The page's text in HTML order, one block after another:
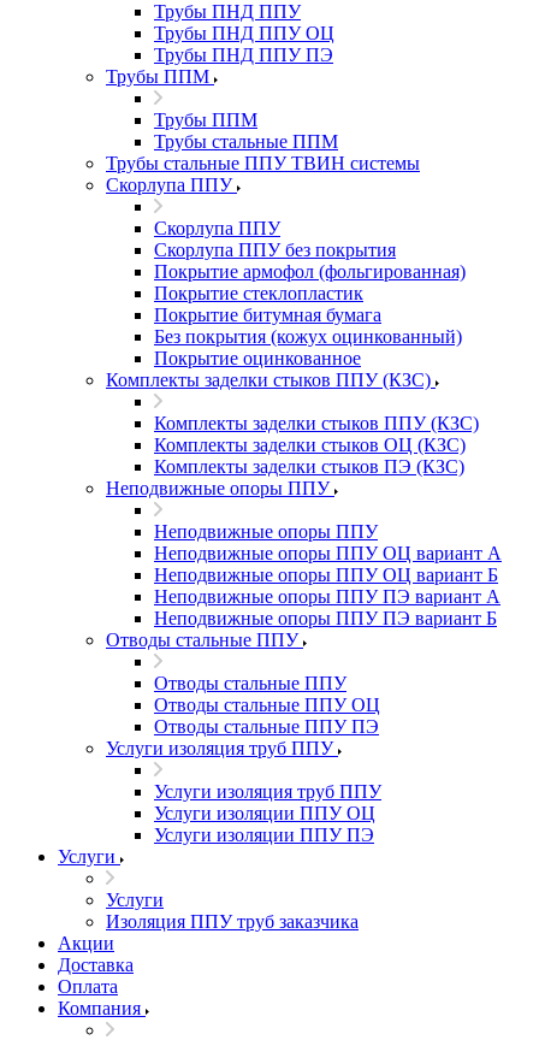
Трубы ПНД ППУ
Трубы ПНД ППУ ОЦ
Трубы ПНД ППУ ПЭ
Трубы ППМ
Трубы ППМ
Трубы стальные ППМ
Трубы стальные ППУ ТВИН системы
Скорлупа ППУ
Скорлупа ППУ
Скорлупа ППУ без покрытия
Покрытие армофол (фольгированная)
Покрытие стеклопластик
Покрытие битумная бумага
Без покрытия (кожух оцинкованный)
Покрытие оцинкованное
Комплекты заделки стыков ППУ (КЗС)
Комплекты заделки стыков ППУ (КЗС)
Комплекты заделки стыков ОЦ (КЗС)
Комплекты заделки стыков ПЭ (КЗС)
Неподвижные опоры ППУ
Неподвижные опоры ППУ
Неподвижные опоры ППУ ОЦ вариант А
Неподвижные опоры ППУ ОЦ вариант Б
Неподвижные опоры ППУ ПЭ вариант А
Неподвижные опоры ППУ ПЭ вариант Б
Отводы стальные ППУ
Отводы стальные ППУ
Отводы стальные ППУ ОЦ
Отводы стальные ППУ ПЭ
Услуги изоляция труб ППУ
Услуги изоляция труб ППУ
Услуги изоляции ППУ ОЦ
Услуги изоляции ППУ ПЭ
Услуги
Услуги
Изоляция ППУ труб заказчика
Акции
Доставка
Оплата
Компания